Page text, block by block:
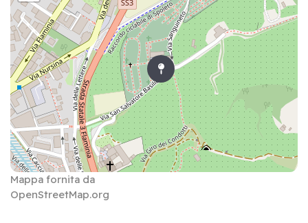
Mappa fornita da
OpenStreetMap.org